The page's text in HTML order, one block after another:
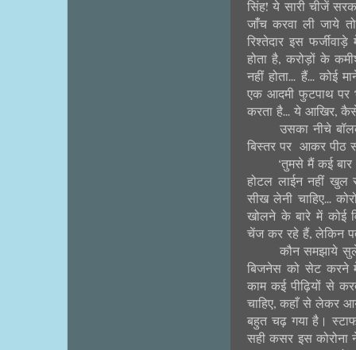
सिंह! ये सारी चीजें
जांँच करवा ली जाये
रिश्तेदार इस
होता है, करोड़ों के
नहीं होता... हैं... कोई
एक आदमी फुटपाथ पर
करता है... ये आखिर,
उसका नीचे
बिस्तर पर आकर पीठ
‘तुमसे मैं कई
होटल लाईन नहीं खुल
सीख लेनी चाहिए...
खोलने के बारे में कोई
चेंज कर रहे हैं, लेकिन
कौन समझाये
बिजनेस को सेट करने में
काम कई पीढ़ियों से
चाहिए, कहाँ से लेकर
बहुत चढ़ गया है। स्टाफ
सही कसर इस कोरोना